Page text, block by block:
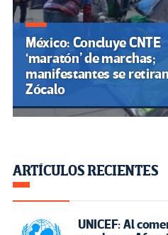
México: Concluye CNTE
‘maratón’ de marchas;
manifestantes se
Zócalo
ARTÍCULOS RECIENTES
UNICEF: Al